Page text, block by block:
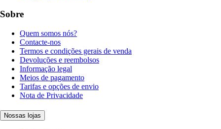
Sobre
Quem somos nós?
Contacte-nos
Termos e condições gerais de venda
Devoluções e reembolsos
Informação legal
Meios de pagamento
Tarifas e opções de envio
Nota de Privacidade
Nossas lojas